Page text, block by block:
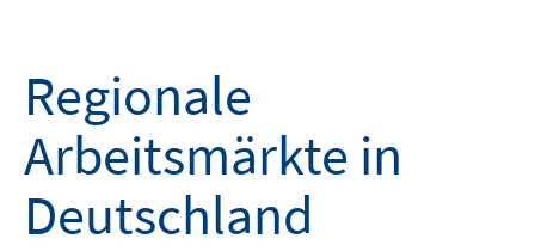
Regionale
Arbeitsmärkte in
Deutschland